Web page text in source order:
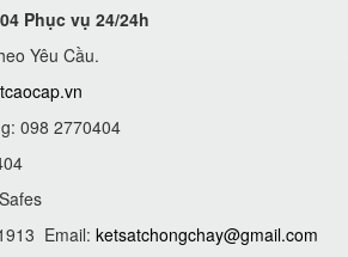
Phục vụ 24/24h
Yêu Cầu.
098 2770404
Email: ketsatchongchay@gmail.com